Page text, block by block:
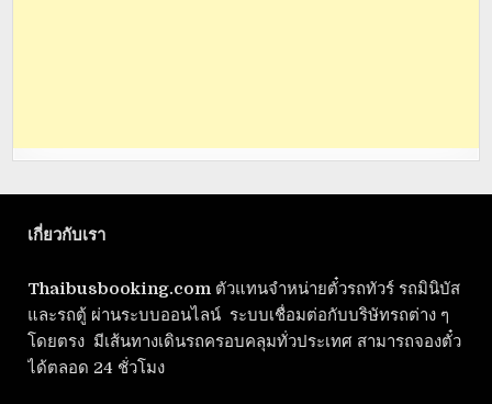
เกี่ยวกับเรา
Thaibusbooking.com ตัวแทนจำหน่ายตั๋วรถทัวร์ รถมินิบัส
และรถตู้ ผ่านระบบออนไลน์ ระบบเชื่อมต่อกับบริษัทรถต่าง ๆ
โดยตรง มีเส้นทางเดินรถครอบคลุมทั่วประเทศ สามารถจองตั๋ว
ได้ตลอด 24 ชั่วโมง